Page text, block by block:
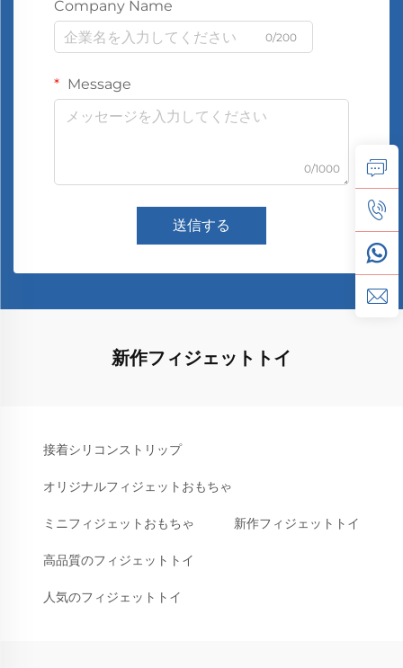
Company Name
0/200
Message
0/1000
送信する
新作フィジェットトイ
接着シリコンストリップ
オリジナルフィジェットおもちゃ
ミニフィジェットおもちゃ 新作フィジェットトイ
高品質のフィジェットトイ
人気のフィジェットトイ